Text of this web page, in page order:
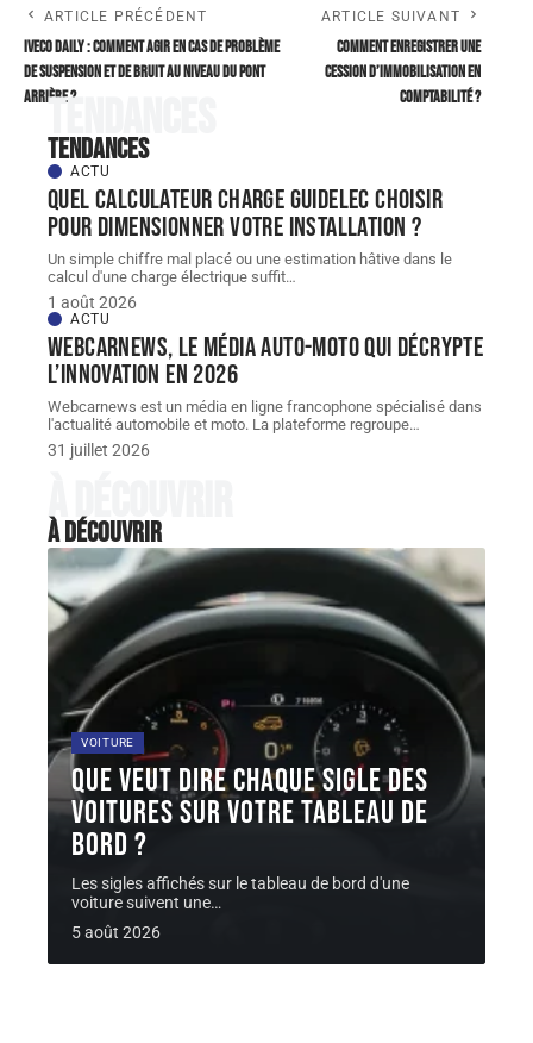
ARTICLE PRÉCÉDENT
Iveco daily : comment agir en cas de problème
de suspension et de bruit au niveau du pont
arrière ?
ARTICLE SUIVANT
Comment enregistrer une
cession d’immobilisation en
comptabilité ?
Tendances
Tendances
ACTU
Quel Calculateur charge guidelec choisir
pour dimensionner votre installation ?
Un simple chiffre mal placé ou une estimation hâtive dans le
calcul d'une charge électrique suffit…
1 août 2026
ACTU
Webcarnews, le média auto-moto qui décrypte
l’innovation en 2026
Webcarnews est un média en ligne francophone spécialisé dans
l'actualité automobile et moto. La plateforme regroupe…
31 juillet 2026
À découvrir
À découvrir
VOITURE
Que veut dire chaque sigle des
voitures sur votre tableau de
bord ?
Les sigles affichés sur le tableau de bord d'une
voiture suivent une…
5 août 2026